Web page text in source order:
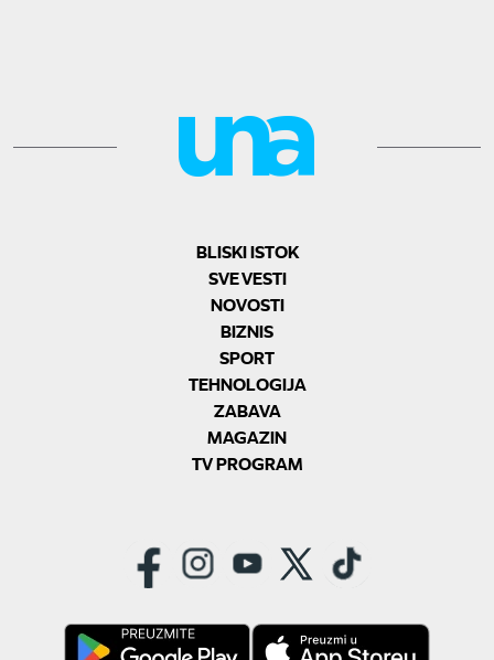
BLISKI ISTOK
SVE VESTI
NOVOSTI
BIZNIS
SPORT
TEHNOLOGIJA
ZABAVA
MAGAZIN
TV PROGRAM